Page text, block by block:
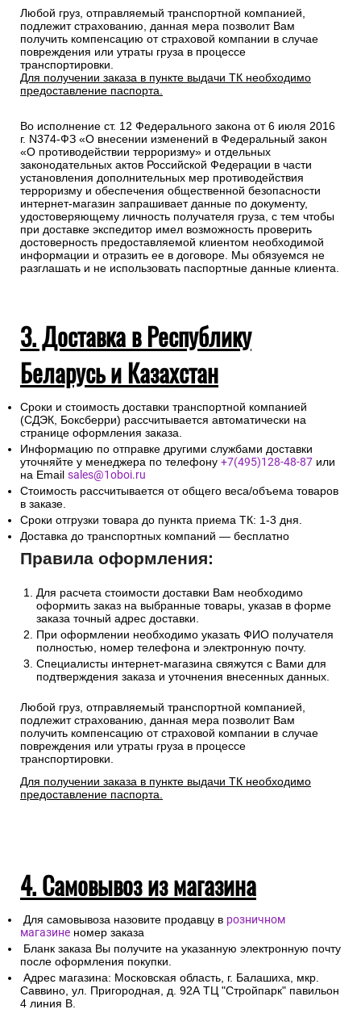
Любой груз, отправляемый транспортной компанией,
подлежит страхованию, данная мера позволит Вам
получить компенсацию от страховой компании в случае
повреждения или утраты груза в процессе
транспортировки.
Для получении заказа в пункте выдачи ТК необходимо
предоставление паспорта.
Во исполнение ст. 12 Федерального закона от 6 июля 2016
г. N374-ФЗ «О внесении изменений в Федеральный закон
«О противодействии терроризму» и отдельных
законодательных актов Российской Федерации в части
установления дополнительных мер противодействия
терроризму и обеспечения общественной безопасности
интернет-магазин запрашивает данные по документу,
удостоверяющему личность получателя груза, с тем чтобы
при доставке экспедитор имел возможность проверить
достоверность предоставляемой клиентом необходимой
информации и отразить ее в договоре. Мы обязуемся не
разглашать и не использовать паспортные данные клиента.
3. Доставка в Республику
Беларусь и Казахстан
Сроки и стоимость доставки транспортной компанией
(СДЭК, Боксберри) рассчитывается автоматически на
странице оформления заказа.
Информацию по отправке другими службами доставки
уточняйте у менеджера по телефону +7(495)128-48-87 или
на Email sales@1oboi.ru
Стоимость рассчитывается от общего веса/объема товаров
в заказе.
Сроки отгрузки товара до пункта приема ТК: 1-3 дня.
Доставка до транспортных компаний — бесплатно
Правила оформления:
Для расчета стоимости доставки Вам необходимо
оформить заказ на выбранные товары, указав в форме
заказа точный адрес доставки.
При оформлении необходимо указать ФИО получателя
полностью, номер телефона и электронную почту.
Специалисты интернет-магазина свяжутся с Вами для
подтверждения заказа и уточнения внесенных данных.
Любой груз, отправляемый транспортной компанией,
подлежит страхованию, данная мера позволит Вам
получить компенсацию от страховой компании в случае
повреждения или утраты груза в процессе
транспортировки.
Для получении заказа в пункте выдачи ТК необходимо
предоставление паспорта.
4. Самовывоз из магазина
Для самовывоза назовите продавцу в розничном
магазине номер заказа
Бланк заказа Вы получите на указанную электронную почту
после оформления покупки.
Адрес магазина: Московская область, г. Балашиха, мкр.
Саввино, ул. Пригородная, д. 92А ТЦ "Стройпарк" павильон
4 линия В.